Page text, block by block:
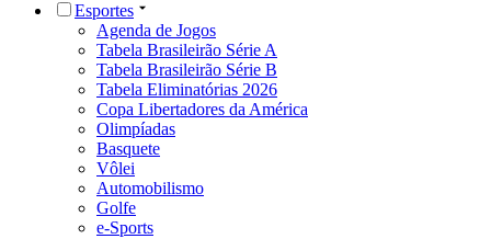
Esportes
Agenda de Jogos
Tabela Brasileirão Série A
Tabela Brasileirão Série B
Tabela Eliminatórias 2026
Copa Libertadores da América
Olimpíadas
Basquete
Vôlei
Automobilismo
Golfe
e-Sports